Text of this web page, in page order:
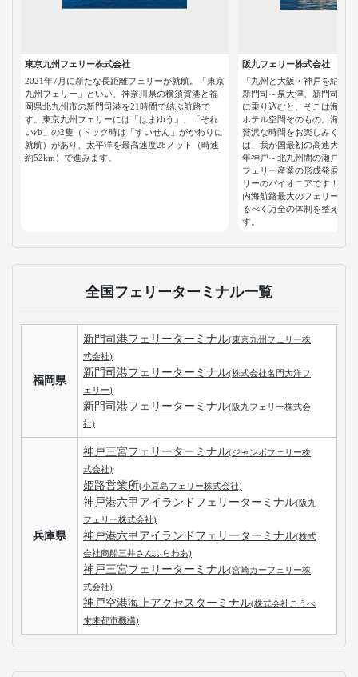
東京九州フェリー株式会社
2021年7月に新たな長距離フェリーが就航。「東京
九州フェリー」といい、神奈川県の横須賀港と福
岡県北九州市の新門司港を21時間で結ぶ航路で
す。東京九州フェリーには「はまゆう」、「それ
いゆ」の2隻（ドック時は「すいせん」がかわりに
就航）があり、太平洋を最高速度28ノット（時速
約52km）で進みます。
阪九フェリー株式会社
「九州と大阪・神戸を結ぶ
新門司～泉大津、新門司～
に乗り込むと、そこは海沿
ホテル空間そのもの。海を
贅沢な時間をお楽しみくだ
は、我が国最初の高速大型
年神戸～北九州間の瀬戸内
フェリー産業の形成発展の
リーのパイオニアです！
内海航路最大のフェリーを
るべく万全の体制を整えて
す。
全国フェリーターミナル一覧
福岡県
新門司港フェリーターミナル(東京九州フェリー株
式会社)
新門司港フェリーターミナル(株式会社名門大洋フ
ェリー)
新門司港フェリーターミナル(阪九フェリー株式会
社)
兵庫県
神戸三宮フェリーターミナル(ジャンボフェリー株
式会社)
姫路営業所(小豆島フェリー株式会社)
神戸港六甲アイランドフェリーターミナル(阪九
フェリー株式会社)
神戸港六甲アイランドフェリーターミナル(株式
会社商船三井さんふらわあ)
神戸三宮フェリーターミナル(宮崎カーフェリー株
式会社)
神戸空港海上アクセスターミナル(株式会社こうべ
未来都市機構)